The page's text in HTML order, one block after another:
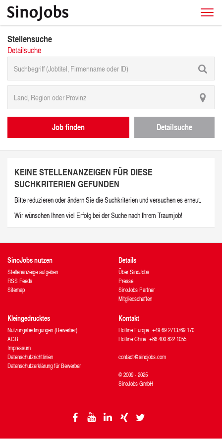
Stellensuche
Detailsuche
Job finden Detailsuche
KEINE STELLENANZEIGEN FÜR DIESE
SUCHKRITERIEN GEFUNDEN
Bitte reduzieren oder ändern Sie die Suchkriterien und versuchen es erneut.
Wir wünschen Ihnen viel Erfolg bei der Suche nach Ihrem Traumjob!
SinoJobs nutzen
Stellenanzeige aufgeben
RSS Feeds
Sitemap
Details
Über SinoJobs
Presse
SinoJobs Partner
Mitgliedschaften
Kleingedrucktes
Nutzungsbedingungen (Bewerber)
AGB
Impressum
Datenschutzrichtlinien
Datenschutzerklärung für Bewerber
Kontakt
Hotline Europa: +49 69 2713769 170
Hotline China: +86 400 822 1055
contact@sinojobs.com
© 2009 - 2025
SinoJobs GmbH